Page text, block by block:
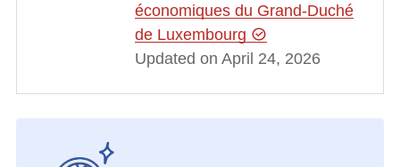
économiques du Grand-Duché
de Luxembourg
Updated on April 24, 2026